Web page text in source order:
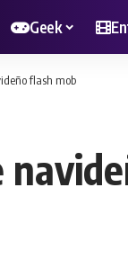
Geek
flash mob